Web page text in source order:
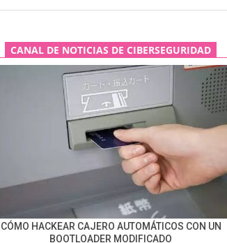
CANAL DE NOTICIAS DE CIBERSEGURIDAD
CÓMO HACKEAR CAJERO AUTOMÁTICOS CON UN
BOOTLOADER MODIFICADO